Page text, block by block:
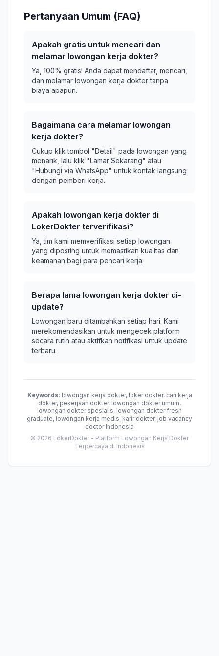
Pertanyaan Umum (FAQ)
Apakah gratis untuk mencari dan
melamar lowongan kerja dokter?
Ya, 100% gratis! Anda dapat mendaftar, mencari,
dan melamar lowongan kerja dokter tanpa
biaya apapun.
Bagaimana cara melamar lowongan
kerja dokter?
Cukup klik tombol "Detail" pada lowongan yang
menarik, lalu klik "Lamar Sekarang" atau
"Hubungi via WhatsApp" untuk kontak langsung
dengan pemberi kerja.
Apakah lowongan kerja dokter di
LokerDokter terverifikasi?
Ya, tim kami memverifikasi setiap lowongan
yang diposting untuk memastikan kualitas dan
keamanan bagi para pencari kerja.
Berapa lama lowongan kerja dokter di-
update?
Lowongan baru ditambahkan setiap hari. Kami
merekomendasikan untuk mengecek platform
secara rutin atau aktifkan notifikasi untuk update
terbaru.
Keywords: lowongan kerja dokter, loker dokter, cari kerja
dokter, pekerjaan dokter, lowongan dokter umum,
lowongan dokter spesialis, lowongan dokter fresh
graduate, lowongan kerja medis, karir dokter, job vacancy
doctor Indonesia
© 2026 LokerDokter - Platform Lowongan Kerja Dokter
Terpercaya di Indonesia